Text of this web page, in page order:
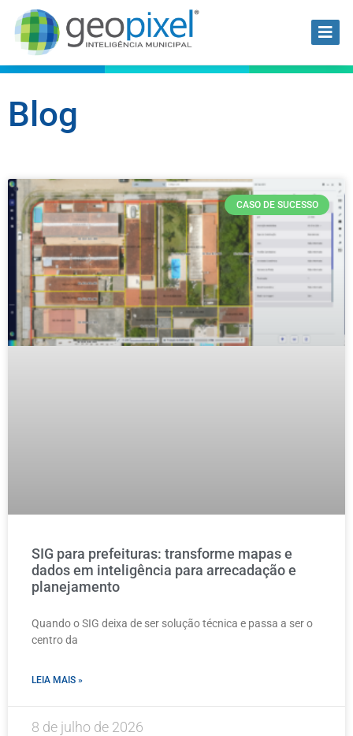
Blog
CASO DE SUCESSO
SIG para prefeituras: transforme mapas e
dados em inteligência para arrecadação e
planejamento
Quando o SIG deixa de ser solução técnica e passa a ser o
centro da
LEIA MAIS »
8 de julho de 2026